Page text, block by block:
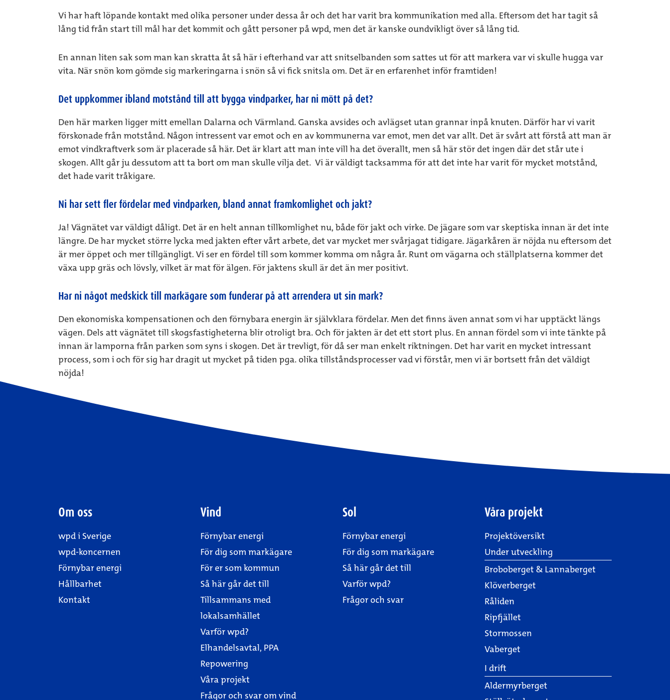
Vi har haft löpande kontakt med olika personer under dessa år och det har varit bra kommunikation med alla. Eftersom det har tagit så
lång tid från start till mål har det kommit och gått personer på wpd, men det är kanske oundvikligt över så lång tid.
En annan liten sak som man kan skratta åt så här i efterhand var att snitselbanden som sattes ut för att markera var vi skulle hugga var
vita. När snön kom gömde sig markeringarna i snön så vi fick snitsla om. Det är en erfarenhet inför framtiden!
Det uppkommer ibland motstånd till att bygga vindparker, har ni mött på det?
Den här marken ligger mitt emellan Dalarna och Värmland. Ganska avsides och avlägset utan grannar inpå knuten. Därför har vi varit
förskonade från motstånd. Någon intressent var emot och en av kommunerna var emot, men det var allt. Det är svårt att förstå att man är
emot vindkraftverk som är placerade så här. Det är klart att man inte vill ha det överallt, men så här stör det ingen där det står ute i
skogen. Allt går ju dessutom att ta bort om man skulle vilja det. Vi är väldigt tacksamma för att det inte har varit för mycket motstånd,
det hade varit tråkigare.
Ni har sett fler fördelar med vindparken, bland annat framkomlighet och jakt?
Ja! Vägnätet var väldigt dåligt. Det är en helt annan tillkomlighet nu, både för jakt och virke. De jägare som var skeptiska innan är det inte
längre. De har mycket större lycka med jakten efter vårt arbete, det var mycket mer svårjagat tidigare. Jägarkåren är nöjda nu eftersom det
är mer öppet och mer tillgängligt. Vi ser en fördel till som kommer komma om några år. Runt om vägarna och ställplatserna kommer det
växa upp gräs och lövsly, vilket är mat för älgen. För jaktens skull är det än mer positivt.
Har ni något medskick till markägare som funderar på att arrendera ut sin mark?
Den ekonomiska kompensationen och den förnybara energin är självklara fördelar. Men det finns även annat som vi har upptäckt längs
vägen. Dels att vägnätet till skogsfastigheterna blir otroligt bra. Och för jakten är det ett stort plus. En annan fördel som vi inte tänkte på
innan är lamporna från parken som syns i skogen. Det är trevligt, för då ser man enkelt riktningen. Det har varit en mycket intressant
process, som i och för sig har dragit ut mycket på tiden pga. olika tillståndsprocesser vad vi förstår, men vi är bortsett från det väldigt
nöjda!
Om oss
wpd i Sverige
wpd-koncernen
Förnybar energi
Hållbarhet
Kontakt
Vind
Förnybar energi
För dig som markägare
För er som kommun
Så här går det till
Tillsammans med
lokalsamhället
Varför wpd?
Elhandelsavtal, PPA
Repowering
Våra projekt
Frågor och svar om vind
Sol
Förnybar energi
För dig som markägare
Så här går det till
Varför wpd?
Frågor och svar
Våra projekt
Projektöversikt
Under utveckling
Broboberget & Lannaberget
Klöverberget
Råliden
Ripfjället
Stormossen
Vaberget
I drift
Aldermyrberget